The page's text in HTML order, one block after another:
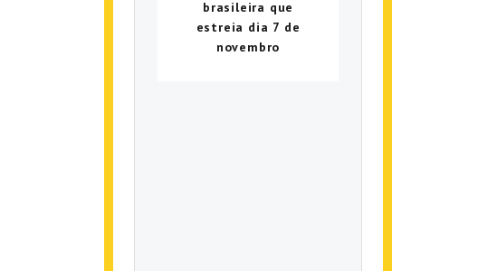
brasileira que
estreia dia 7 de
novembro